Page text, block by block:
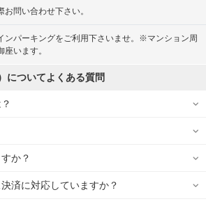
お問い合わせ下さい。
ンパーキングをご利用下さいませ。※マンション周
座います。
についてよくある質問
か？
済に対応していますか？